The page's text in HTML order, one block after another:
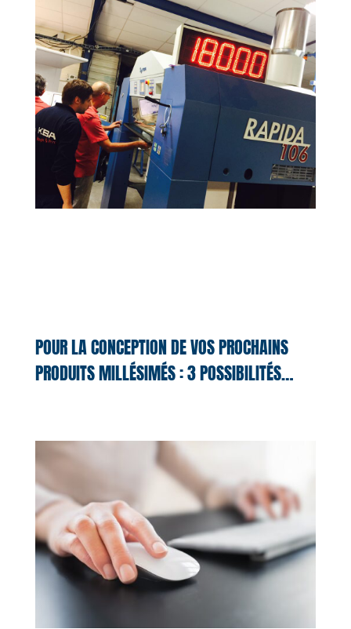
POUR LA CONCEPTION DE VOS PROCHAINS
PRODUITS MILLÉSIMÉS : 3 POSSIBILITÉS…